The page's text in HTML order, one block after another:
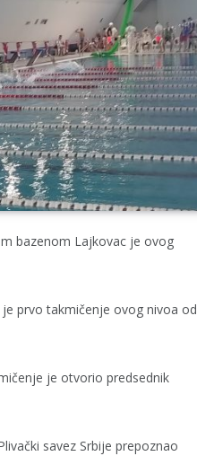
bazenom Lajkovac je ovog
prvo takmičenje ovog nivoa od
je otvorio predsednik
savez Srbije prepoznao